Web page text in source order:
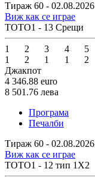
Тираж 60 - 02.08.2026
Виж как се играе
ТОТО1 - 13 Срещи
1
1
2
2
3
1
4
1
5
2
Джакпот
4 346.88 euro
8 501.76 лева
Програма
Печалби
Тираж 60 - 02.08.2026
Виж как се играе
ТОТО1 - 12 тип 1X2